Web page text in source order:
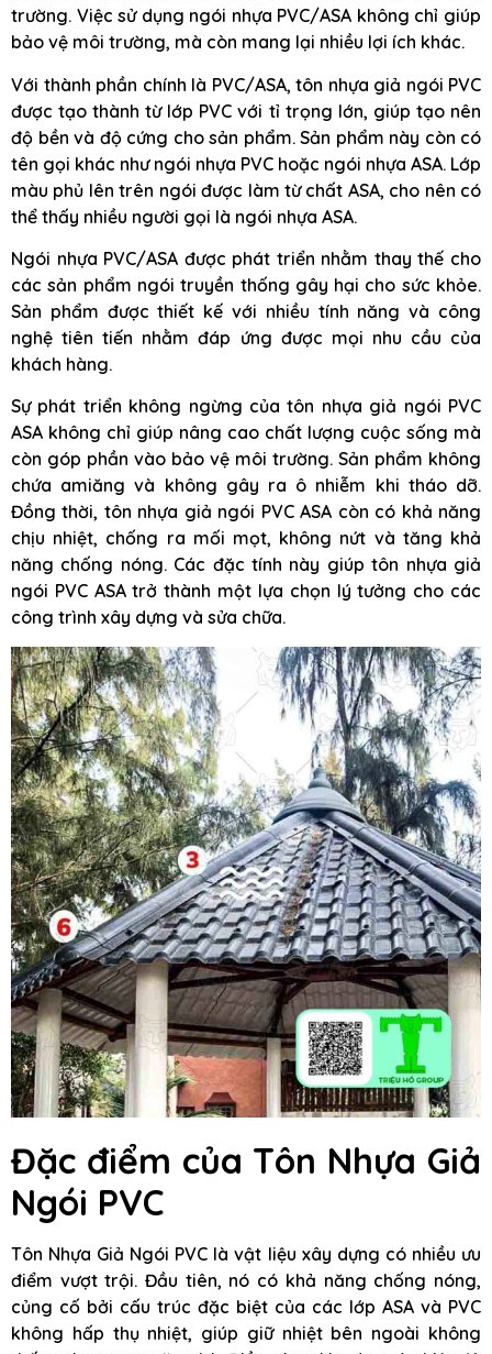
trường. Việc sử dụng ngói nhựa PVC/ASA không chỉ giúp
bảo vệ môi trường, mà còn mang lại nhiều lợi ích khác.
Với thành phần chính là PVC/ASA, tôn nhựa giả ngói PVC
được tạo thành từ lớp PVC với tỉ trọng lớn, giúp tạo nên
độ bền và độ cứng cho sản phẩm. Sản phẩm này còn có
tên gọi khác như ngói nhựa PVC hoặc ngói nhựa ASA. Lớp
màu phủ lên trên ngói được làm từ chất ASA, cho nên có
thể thấy nhiều người gọi là ngói nhựa ASA.
Ngói nhựa PVC/ASA được phát triển nhằm thay thế cho
các sản phẩm ngói truyền thống gây hại cho sức khỏe.
Sản phẩm được thiết kế với nhiều tính năng và công
nghệ tiên tiến nhằm đáp ứng được mọi nhu cầu của
khách hàng.
Sự phát triển không ngừng của tôn nhựa giả ngói PVC
ASA không chỉ giúp nâng cao chất lượng cuộc sống mà
còn góp phần vào bảo vệ môi trường. Sản phẩm không
chứa amiăng và không gây ra ô nhiễm khi tháo dỡ.
Đồng thời, tôn nhựa giả ngói PVC ASA còn có khả năng
chịu nhiệt, chống ra mối mọt, không nứt và tăng khả
năng chống nóng. Các đặc tính này giúp tôn nhựa giả
ngói PVC ASA trở thành một lựa chọn lý tưởng cho các
công trình xây dựng và sửa chữa.
Đặc điểm của Tôn Nhựa Giả
Ngói PVC
Tôn Nhựa Giả Ngói PVC là vật liệu xây dựng có nhiều ưu
điểm vượt trội. Đầu tiên, nó có khả năng chống nóng,
củng cố bởi cấu trúc đặc biệt của các lớp ASA và PVC
không hấp thụ nhiệt, giúp giữ nhiệt bên ngoài không